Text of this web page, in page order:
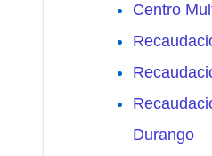
Centro
Durango